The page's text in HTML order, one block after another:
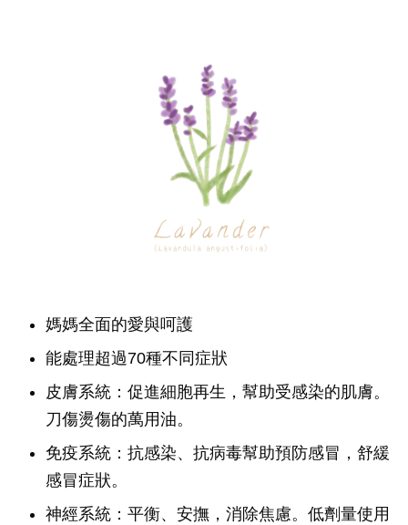
媽媽全面的愛與呵護
能處理超過70種不同症狀
皮膚系統：促進細胞再生，幫助受感染的肌膚。
刀傷燙傷的萬用油。
免疫系統：抗感染、抗病毒幫助預防感冒，舒緩
感冒症狀。
神經系統：平衡、安撫，消除焦慮。低劑量使用